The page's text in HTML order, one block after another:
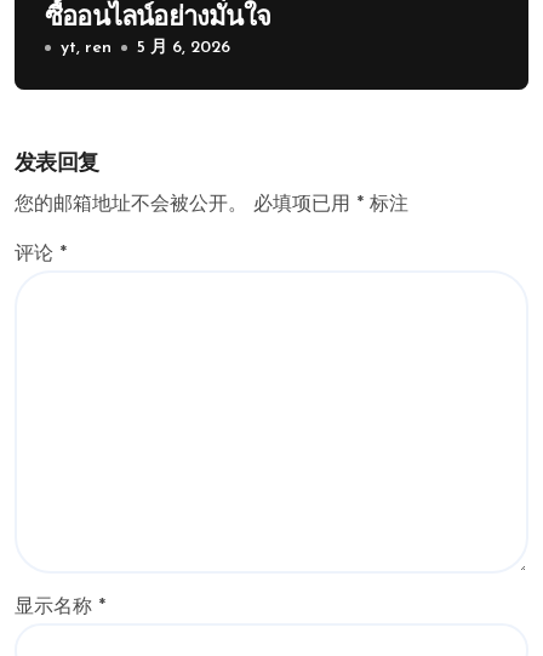
ซื้ออนไลน์อย่างมั่นใจ
yt, ren 5 月 6, 2026
发表回复
您的邮箱地址不会被公开。 必填项已用 * 标注
评论 *
显示名称 *